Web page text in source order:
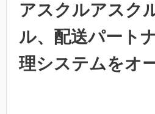
アスクルアスク
ル、配送パート
理システムをオ